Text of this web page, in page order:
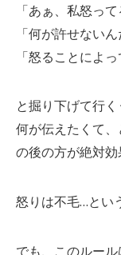
「あぁ、私怒って
「何が許せないん
「怒ることによ
と掘り下げて行
何が伝えたくて
の後の方が絶対効
怒りは不毛…とい
でも、このルール